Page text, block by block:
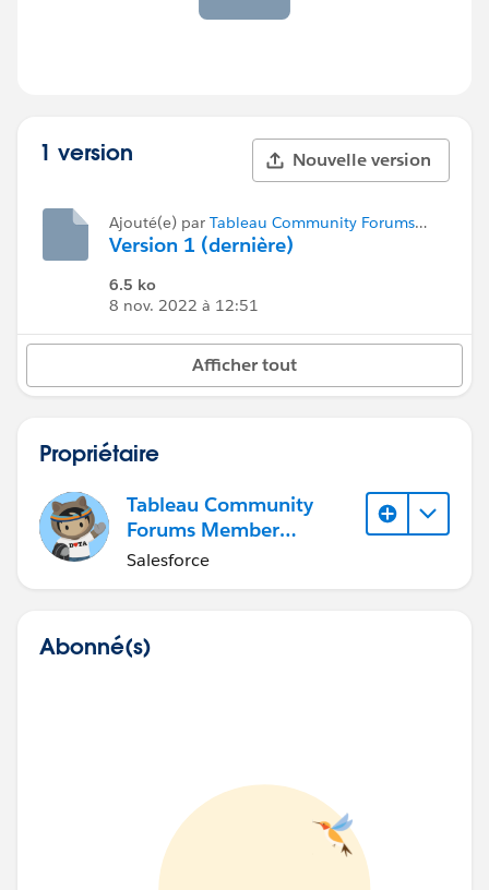
1 version Nouvelle version
Ajouté(e) par Tableau Community Forums
Member (Inactive)
Version 1 (dernière)
6.5 ko
8 nov. 2022 à 12:51
Afficher tout
Propriétaire
Tableau Community
Forums Member
(Inactive)
Salesforce
Abonné(s)